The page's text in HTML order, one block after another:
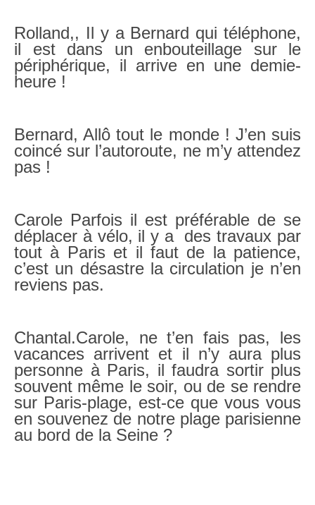
Rolland,, Il y a Bernard qui téléphone,
il est dans un enbouteillage sur le
périphérique, il arrive en une demie-
heure !
Bernard, Allô tout le monde ! J’en suis
coincé sur l’autoroute, ne m’y attendez
pas !
Carole Parfois il est préférable de se
déplacer à vélo, il y a des travaux par
tout à Paris et il faut de la patience,
c’est un désastre la circulation je n’en
reviens pas.
Chantal.Carole, ne t’en fais pas, les
vacances arrivent et il n’y aura plus
personne à Paris, il faudra sortir plus
souvent même le soir, ou de se rendre
sur Paris-plage, est-ce que vous vous
en souvenez de notre plage parisienne
au bord de la Seine ?